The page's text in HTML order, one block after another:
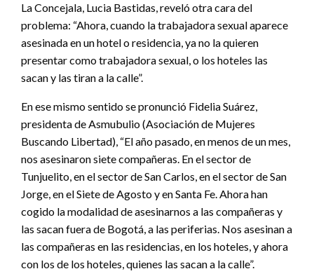
La Concejala, Lucia Bastidas, reveló otra cara del
problema: “Ahora, cuando la trabajadora sexual aparece
asesinada en un hotel o residencia, ya no la quieren
presentar como trabajadora sexual, o los hoteles las
sacan y las tiran a la calle”.
En ese mismo sentido se pronunció Fidelia Suárez,
presidenta de Asmubulio (Asociación de Mujeres
Buscando Libertad), “El año pasado, en menos de un mes,
nos asesinaron siete compañeras. En el sector de
Tunjuelito, en el sector de San Carlos, en el sector de San
Jorge, en el Siete de Agosto y en Santa Fe. Ahora han
cogido la modalidad de asesinarnos a las compañeras y
las sacan fuera de Bogotá, a las periferias. Nos asesinan a
las compañeras en las residencias, en los hoteles, y ahora
con los de los hoteles, quienes las sacan a la calle”.